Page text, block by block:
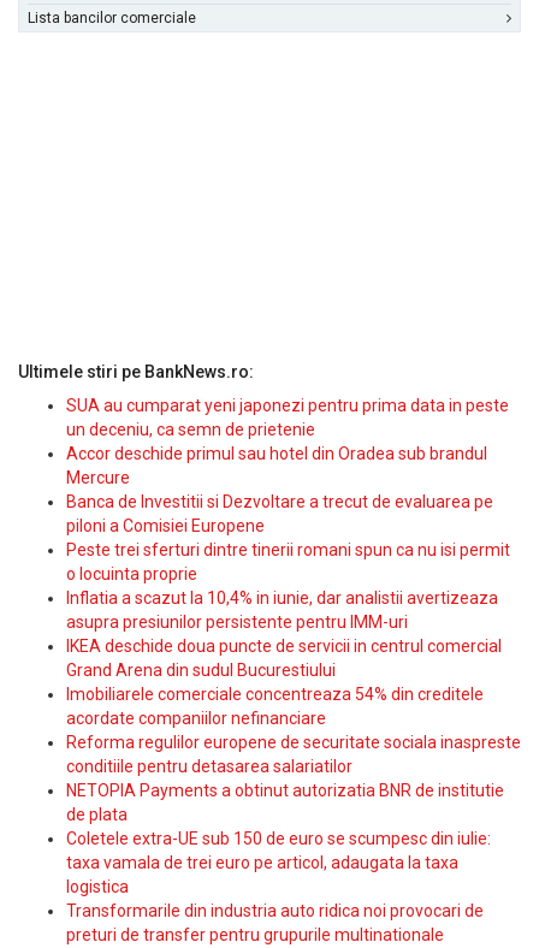
Lista bancilor comerciale
Ultimele stiri pe BankNews.ro:
SUA au cumparat yeni japonezi pentru prima data in peste
un deceniu, ca semn de prietenie
Accor deschide primul sau hotel din Oradea sub brandul
Mercure
Banca de Investitii si Dezvoltare a trecut de evaluarea pe
piloni a Comisiei Europene
Peste trei sferturi dintre tinerii romani spun ca nu isi permit
o locuinta proprie
Inflatia a scazut la 10,4% in iunie, dar analistii avertizeaza
asupra presiunilor persistente pentru IMM-uri
IKEA deschide doua puncte de servicii in centrul comercial
Grand Arena din sudul Bucurestiului
Imobiliarele comerciale concentreaza 54% din creditele
acordate companiilor nefinanciare
Reforma regulilor europene de securitate sociala inaspreste
conditiile pentru detasarea salariatilor
NETOPIA Payments a obtinut autorizatia BNR de institutie
de plata
Coletele extra-UE sub 150 de euro se scumpesc din iulie:
taxa vamala de trei euro pe articol, adaugata la taxa
logistica
Transformarile din industria auto ridica noi provocari de
preturi de transfer pentru grupurile multinationale